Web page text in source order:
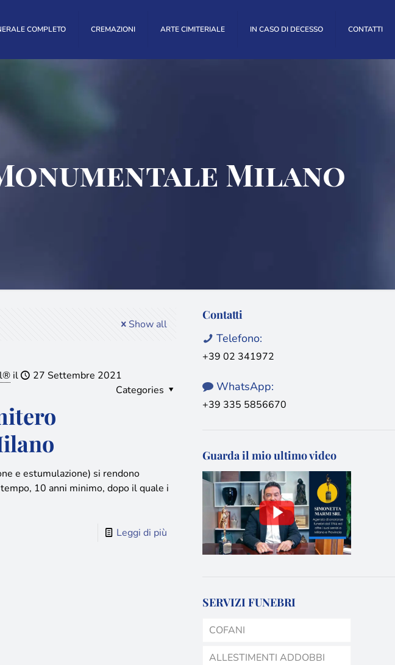
COMPLETO CREMAZIONI ARTE CIMITERIALE IN CASO DI DECESSO CONTATTI
Milano
Show all
il
27 Settembre 2021
Categories
e estumulazione) si rendono
10 anni minimo, dopo il quale i
Leggi di più
Contatti
Telefono:
+39 02 341972
WhatsApp:
+39 335 5856670
Guarda il mio ultimo video
SERVIZI FUNEBRI
COFANI
ALLESTIMENTI ADDOBBI